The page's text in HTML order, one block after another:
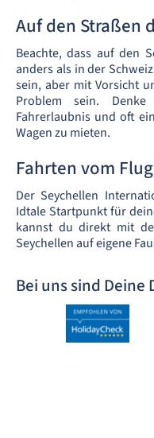
Auf den Straßen
Beachte, dass auf den
anders als in der
sein, aber mit Vorsicht
Problem sein.
Fahrerlaubnis und oft
Wagen zu mieten.
Fahrten vom
Der Seychellen
Idtale Startpunkt für
kannst du direkt mit
Seychellen auf eigene
Bei uns sind Deine